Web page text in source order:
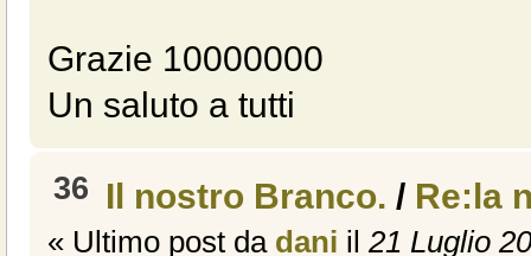
Grazie 10000000
Un saluto a tutti
36 Il nostro Branco. / Re:la
« Ultimo post da dani il 21 Luglio